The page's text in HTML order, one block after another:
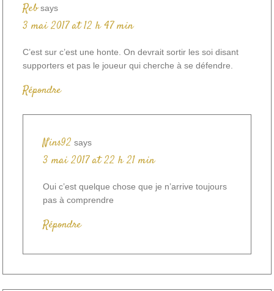
Reb says
3 mai 2017 at 12 h 47 min
C’est sur c’est une honte. On devrait sortir les soi disant
supporters et pas le joueur qui cherche à se défendre.
Répondre
Nins92 says
3 mai 2017 at 22 h 21 min
Oui c’est quelque chose que je n’arrive toujours
pas à comprendre
Répondre